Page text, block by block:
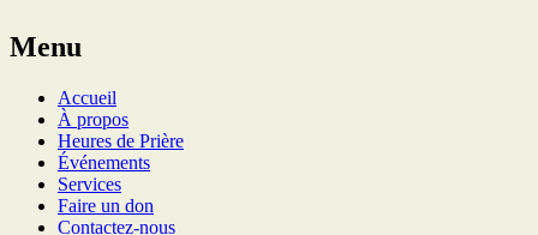
Menu
Accueil
À propos
Heures de Prière
Événements
Services
Faire un don
Contactez-nous